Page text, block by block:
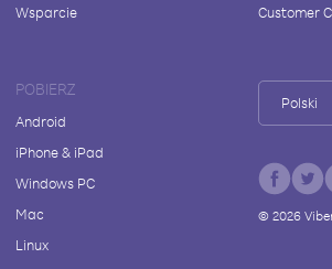
Wsparcie
Customer
POBIERZ
Android
iPhone & iPad
Windows PC
Mac
Linux
Polski
© 2026